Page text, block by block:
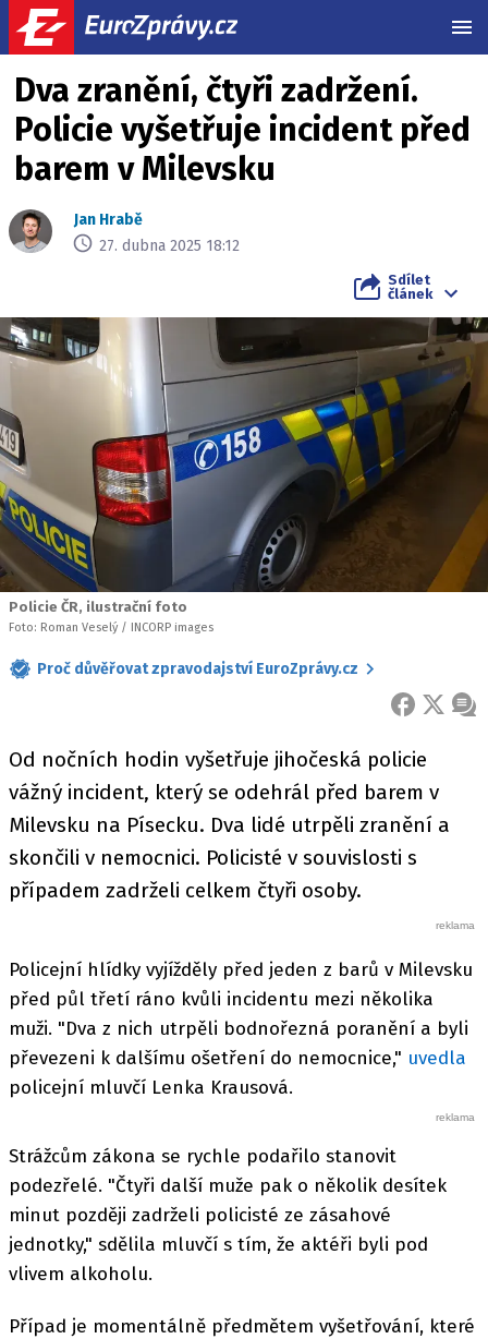
Dva zranění, čtyři zadržení.
Policie vyšetřuje incident před
barem v Milevsku
Jan Hrabě
27. dubna 2025 18:12
Sdílet
článek
Policie ČR, ilustrační foto
Foto: Roman Veselý / INCORP images
Proč důvěřovat zpravodajství EuroZprávy.cz
FACEBOOK
X
Od nočních hodin vyšetřuje jihočeská policie
vážný incident, který se odehrál před barem v
Milevsku na Písecku. Dva lidé utrpěli zranění a
skončili v nemocnici. Policisté v souvislosti s
případem zadrželi celkem čtyři osoby.
Policejní hlídky vyjížděly před jeden z barů v Milevsku
před půl třetí ráno kvůli incidentu mezi několika
muži. "Dva z nich utrpěli bodnořezná poranění a byli
převezeni k dalšímu ošetření do nemocnice," uvedla
policejní mluvčí Lenka Krausová.
Strážcům zákona se rychle podařilo stanovit
podezřelé. "Čtyři další muže pak o několik desítek
minut později zadrželi policisté ze zásahové
jednotky," sdělila mluvčí s tím, že aktéři byli pod
vlivem alkoholu.
Případ je momentálně předmětem vyšetřování, které